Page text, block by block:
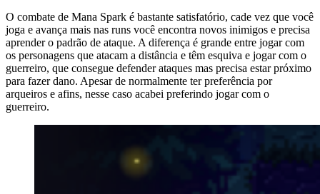
O combate de Mana Spark é bastante satisfatório, cade vez que você
joga e avança mais nas runs você encontra novos inimigos e precisa
aprender o padrão de ataque. A diferença é grande entre jogar com
os personagens que atacam a distância e têm esquiva e jogar com o
guerreiro, que consegue defender ataques mas precisa estar próximo
para fazer dano. Apesar de normalmente ter preferência por
arqueiros e afins, nesse caso acabei preferindo jogar com o
guerreiro.